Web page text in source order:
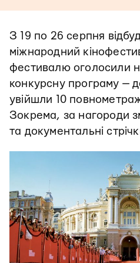
З 19 по 26 серпня
міжнародний
фестивалю оголосили
конкурсну програму —
увійшли 10
Зокрема, за нагороди
та документальні